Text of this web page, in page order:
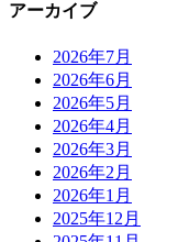
アーカイブ
2026年7月
2026年6月
2026年5月
2026年4月
2026年3月
2026年2月
2026年1月
2025年12月